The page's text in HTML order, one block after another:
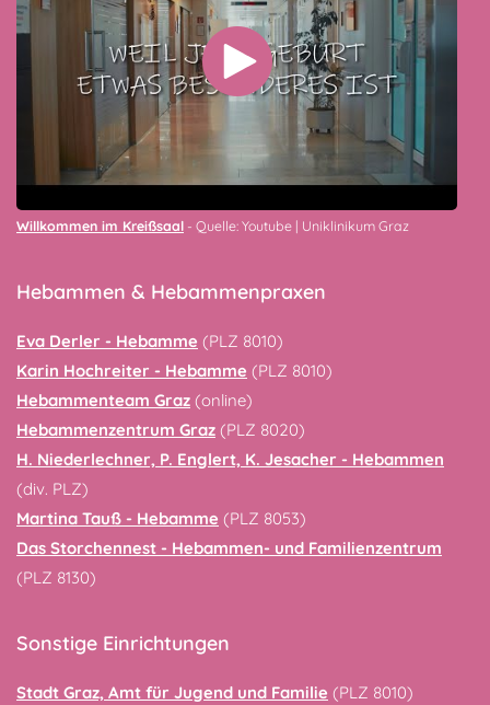
Willkommen im Kreißsaal - Quelle: Youtube | Uniklinikum Graz
Hebammen & Hebammenpraxen
Eva Derler - Hebamme (PLZ 8010)
Karin Hochreiter - Hebamme (PLZ 8010)
Hebammenteam Graz (online)
Hebammenzentrum Graz (PLZ 8020)
H. Niederlechner, P. Englert, K. Jesacher - Hebammen
(div. PLZ)
Martina Tauß - Hebamme (PLZ 8053)
Das Storchennest - Hebammen- und Familienzentrum
(PLZ 8130)
Sonstige Einrichtungen
Stadt Graz, Amt für Jugend und Familie (PLZ 8010)